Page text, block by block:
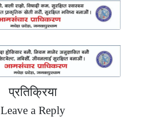
प्रतिक्रिया
Leave a Reply